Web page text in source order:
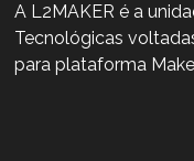
A L2MAKER é a
Tecnológicas
para plataforma